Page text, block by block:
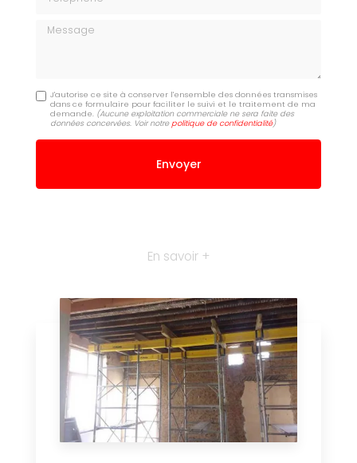
Message
J'autorise ce site à conserver l'ensemble des données transmises
dans ce formulaire pour faciliter le suivi et le traitement de ma
demande. (Aucune exploitation commerciale ne sera faite des
données concervées. Voir notrepolitique de confidentialité)
En savoir +